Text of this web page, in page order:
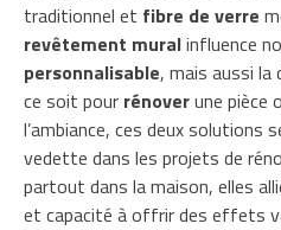
traditionnel et fibre de verre
revêtement muralinfluence
personnalisable, mais aussi la
ce soit pour rénoverune pièce
l’ambiance, ces deux solutions
vedette dans les projets de
partout dans la maison, elles
et capacité à offrir des effets